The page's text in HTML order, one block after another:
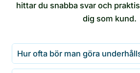
hittar du snabba svar och
dig som kund.
Hur ofta bör man göra